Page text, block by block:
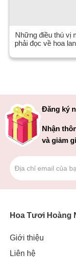
Những điều thú vị
phải đọc về hoa
Đăng ký
Nhận
và giảm
Hoa Tươi Hoàng
Giới thiệu
Liên hệ